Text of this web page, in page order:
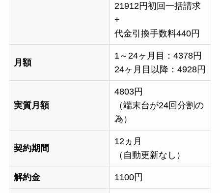
21912円初回一括請求
+
代金引換手数料440円
月額
1～24ヶ月目：4378円
24ヶ月目以降：4928円
実質月額
4803円
（端末台が24回分割の
為）
契約期間
12ヵ月
（自動更新なし）
解約金 1100円